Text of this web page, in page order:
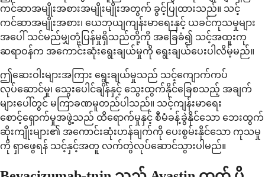
ကင်ဆာအမျိုးအစားအမျိုးမျိုးအတွက် ခွင့်ပြုထားသည်။ သင့်
ကင်ဆာအမျိုးအစား၊ ယေဘုယျကျန်းမာရေးနှင့် ယခင်ကုသမှုများ
အပေါ် သင်မည်မျှတုံ့ပြန်မှုရှိသည်တို့ကို အခြေခံ၍ သင့်အထူးကု
ဆရာဝန်က အကောင်းဆုံးရွေးချယ်မှုကို ရွေးချယ်ပေးပါလိမ့်မည်။
ဤဆေးဝါးများအကြား ရွေးချယ်မှုသည် သင့်ကျောက်ကပ်
လုပ်ဆောင်မှု၊ သွေးပေါင်ချိန်နှင့် သွေးထွက်နိုင်ခြေစသည့် အချက်
များပေါ်တွင် မကြာခဏမူတည်ပါသည်။ သင့်ကျန်းမာရေး
စောင့်ရှောက်မှုအဖွဲ့သည် ထိရောက်မှုနှင့် စီမံခန့်ခွဲနိုင်သော ဘေးထွက်
ဆိုးကျိုးများ၏ အကောင်းဆုံးဟန်ချက်ကို ပေးစွမ်းနိုင်သော ကုသမှု
ကို ရှာဖွေရန် သင့်နှင့်အတူ လက်တွဲလုပ်ဆောင်သွားပါမည်။